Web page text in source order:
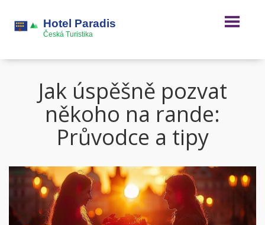
Jak úspěšně pozvat
někoho na rande:
Průvodce a tipy